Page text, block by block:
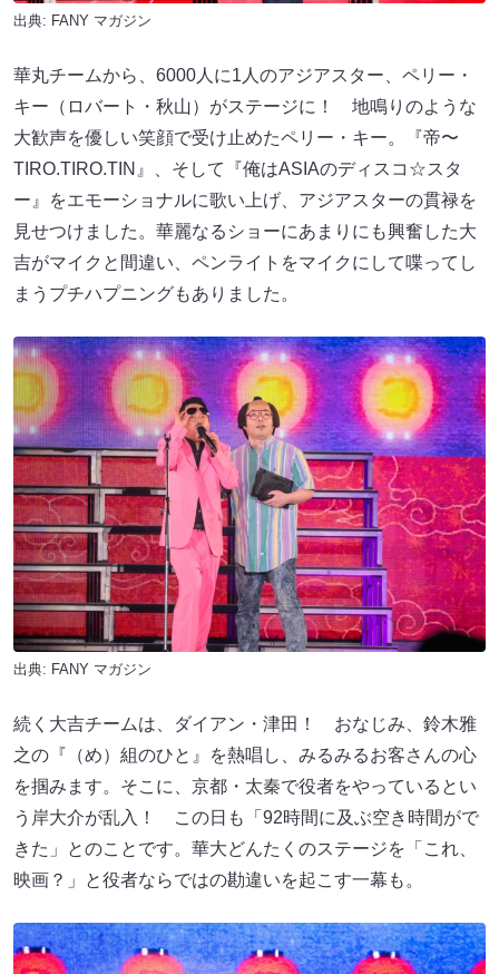
出典: FANY マガジン
華丸チームから、6000人に1人のアジアスター、ペリー・
キー（ロバート・秋山）がステージに！ 地鳴りのような
大歓声を優しい笑顔で受け止めたペリー・キー。『帝〜
TIRO.TIRO.TIN』、そして『俺はASIAのディスコ☆スタ
ー』をエモーショナルに歌い上げ、アジアスターの貫禄を
見せつけました。華麗なるショーにあまりにも興奮した大
吉がマイクと間違い、ペンライトをマイクにして喋ってし
まうプチハプニングもありました。
出典: FANY マガジン
続く大吉チームは、ダイアン・津田！ おなじみ、鈴木雅
之の『（め）組のひと』を熱唱し、みるみるお客さんの心
を掴みます。そこに、京都・太秦で役者をやっているとい
う岸大介が乱入！ この日も「92時間に及ぶ空き時間がで
きた」とのことです。華大どんたくのステージを「これ、
映画？」と役者ならではの勘違いを起こす一幕も。